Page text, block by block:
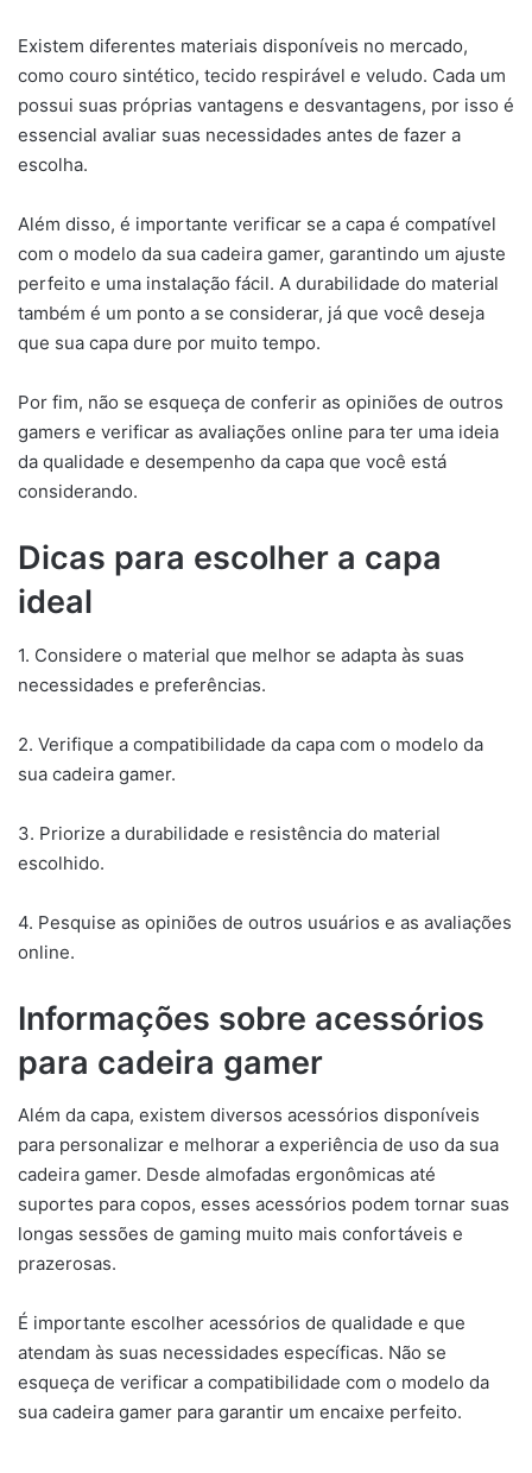
Existem diferentes materiais disponíveis no mercado,
como couro sintético, tecido respirável e veludo. Cada um
possui suas próprias vantagens e desvantagens, por isso é
essencial avaliar suas necessidades antes de fazer a
escolha.
Além disso, é importante verificar se a capa é compatível
com o modelo da sua cadeira gamer, garantindo um ajuste
perfeito e uma instalação fácil. A durabilidade do material
também é um ponto a se considerar, já que você deseja
que sua capa dure por muito tempo.
Por fim, não se esqueça de conferir as opiniões de outros
gamers e verificar as avaliações online para ter uma ideia
da qualidade e desempenho da capa que você está
considerando.
Dicas para escolher a capa
ideal
1. Considere o material que melhor se adapta às suas
necessidades e preferências.
2. Verifique a compatibilidade da capa com o modelo da
sua cadeira gamer.
3. Priorize a durabilidade e resistência do material
escolhido.
4. Pesquise as opiniões de outros usuários e as avaliações
online.
Informações sobre acessórios
para cadeira gamer
Além da capa, existem diversos acessórios disponíveis
para personalizar e melhorar a experiência de uso da sua
cadeira gamer. Desde almofadas ergonômicas até
suportes para copos, esses acessórios podem tornar suas
longas sessões de gaming muito mais confortáveis e
prazerosas.
É importante escolher acessórios de qualidade e que
atendam às suas necessidades específicas. Não se
esqueça de verificar a compatibilidade com o modelo da
sua cadeira gamer para garantir um encaixe perfeito.